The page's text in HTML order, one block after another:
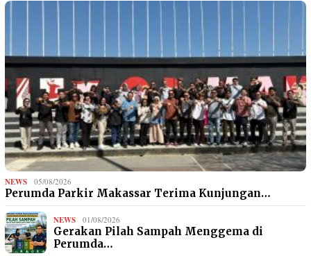
NEWS 05/08/2026
Perumda Parkir Makassar Terima Kunjungan…
NEWS 01/08/2026
Gerakan Pilah Sampah Menggema di
Perumda…